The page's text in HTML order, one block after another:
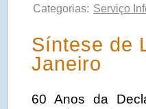
Categorias: Serviço
Síntese de
Janeiro
60 Anos da